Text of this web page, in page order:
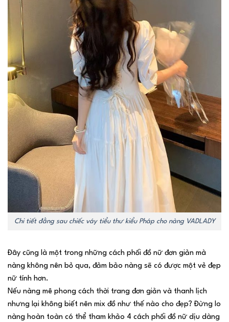
Chi tiết đằng sau chiếc váy tiểu thư kiểu Pháp cho nàng VADLADY
Đây cũng là một trong những cách phối đồ nữ đơn giản mà
nàng không nên bỏ qua, đảm bảo nàng sẽ có được một vẻ đẹp
nữ tính hơn.
Nếu nàng mê phong cách thời trang đơn giản và thanh lịch
nhưng lại không biết nên mix đồ như thế nào cho đẹp? Đừng lo
nàng hoàn toàn có thể tham khảo 4 cách phối đồ nữ dịu dàng